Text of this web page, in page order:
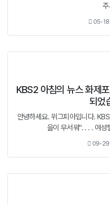
05-18
KBS2 아침의 뉴스 화제
되었
안녕하세요. 위그피아입니다.
을이 무서워". . . . 여성
09-29